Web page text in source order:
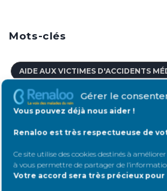
Gérer le
Vous pouvez déjà nous aider !
Renaloo est très respectueuse de
Ce site utilise des cookies destinés à
à vous permettre de partager de
Votre accord sera très précieux pour
Mots-clés
AIDE AUX VICTIMES D'ACCIDENTS
ACTES PARAMÉDICAUX ACCÈS
ACTIVITÉ DE GREFFE